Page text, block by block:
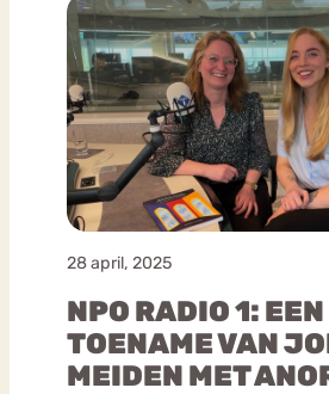
28 april, 2025
NPO RADIO 1: EEN
TOENAME VAN
MEIDEN MET